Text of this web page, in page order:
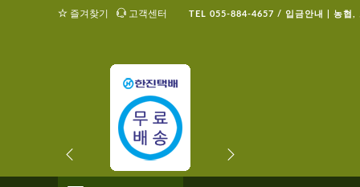
즐겨찾기 고객센터 TEL 055-884-4657 / 입금안내 | 농협,